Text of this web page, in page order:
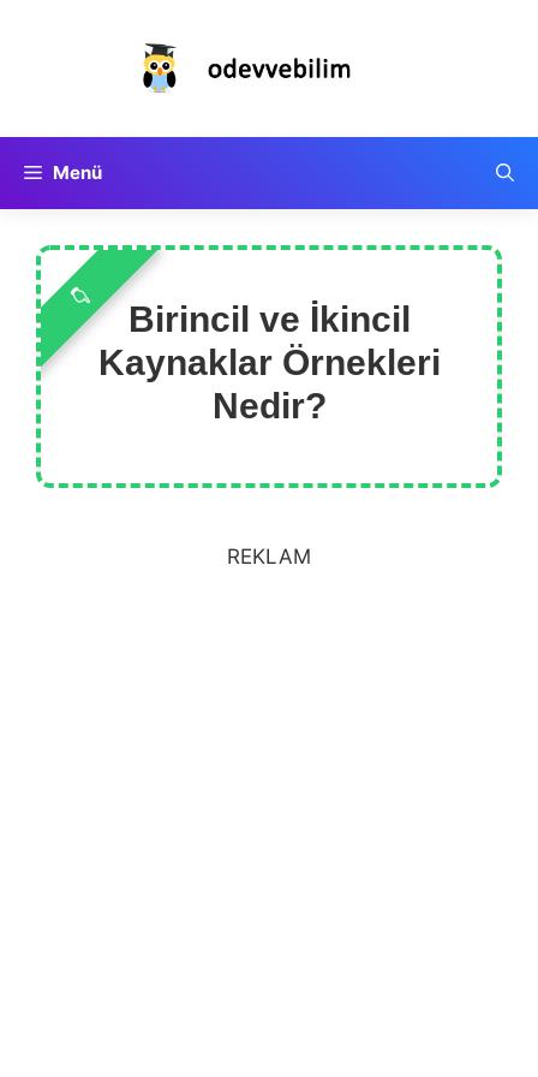
Menü
Birincil ve İkincil
Kaynaklar Örnekleri
Nedir?
REKLAM